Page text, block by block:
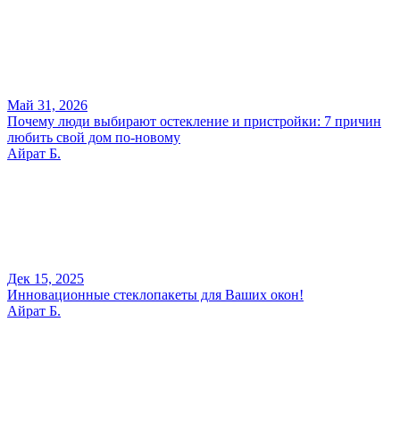
Май 31, 2026
Почему люди выбирают остекление и пристройки: 7 причин
любить свой дом по-новому
Айрат Б.
Дек 15, 2025
Инновационные стеклопакеты для Ваших окон!
Айрат Б.